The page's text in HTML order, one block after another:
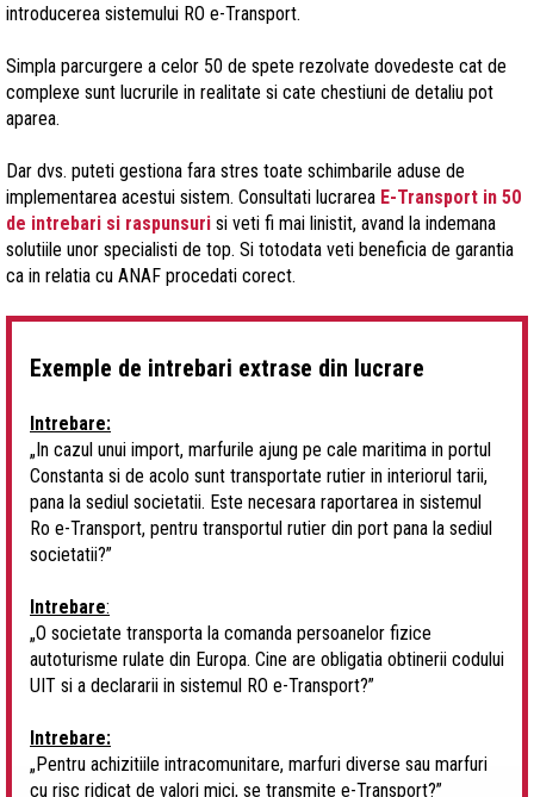
introducerea sistemului RO e-Transport.
Simpla parcurgere a celor 50 de spete rezolvate dovedeste cat de
complexe sunt lucrurile in realitate si cate chestiuni de detaliu pot
aparea.
Dar dvs. puteti gestiona fara stres toate schimbarile aduse de
implementarea acestui sistem. Consultati lucrarea E-Transport in 50
de intrebari si raspunsuri si veti fi mai linistit, avand la indemana
solutiile unor specialisti de top. Si totodata veti beneficia de garantia
ca in relatia cu ANAF procedati corect.
Exemple de intrebari extrase din lucrare
Intrebare:
„In cazul unui import, marfurile ajung pe cale maritima in portul
Constanta si de acolo sunt transportate rutier in interiorul tarii,
pana la sediul societatii. Este necesara raportarea in sistemul
Ro e-Transport, pentru transportul rutier din port pana la sediul
societatii?”
Intrebare:
„O societate transporta la comanda persoanelor fizice
autoturisme rulate din Europa. Cine are obligatia obtinerii codului
UIT si a declararii in sistemul RO e-Transport?”
Intrebare:
„Pentru achizitiile intracomunitare, marfuri diverse sau marfuri
cu risc ridicat de valori mici, se transmite e-Transport?”